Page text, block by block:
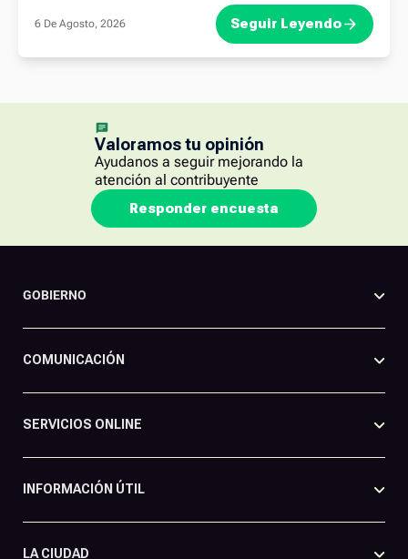
6 De Agosto, 2026 Seguir Leyendo
Valoramos tu opinión
Ayudanos a seguir mejorando la
atención al contribuyente
Responder encuesta
GOBIERNO
COMUNICACIÓN
SERVICIOS ONLINE
INFORMACIÓN ÚTIL
LA CIUDAD